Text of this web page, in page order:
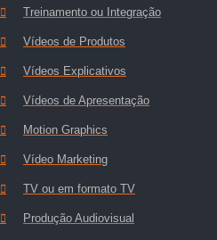
Treinamento ou Integração
Vídeos de Produtos
Vídeos Explicativos
Vídeos de Apresentação
Motion Graphics
Vídeo Marketing
TV ou em formato TV
Produção Audiovisual